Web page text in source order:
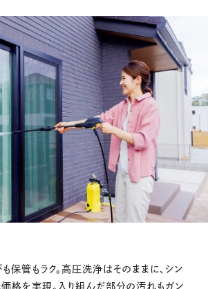
も保管もラク。高圧洗浄はそのままに、シン
価格を実現。入り組んだ部分の汚れもガン